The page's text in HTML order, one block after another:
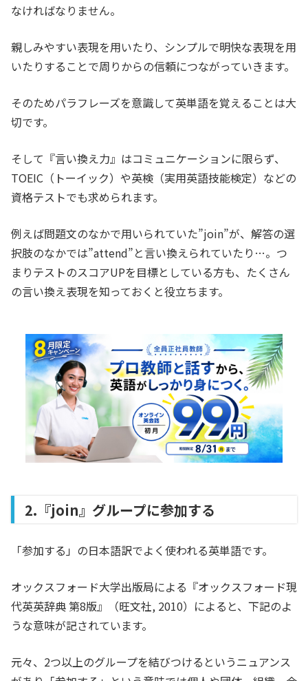
なければなりません。
親しみやすい表現を用いたり、シンプルで明快な表現を用
いたりすることで周りからの信頼につながっていきます。
そのためパラフレーズを意識して英単語を覚えることは大
切です。
そして『言い換え力』はコミュニケーションに限らず、
TOEIC（トーイック）や英検（実用英語技能検定）などの
資格テストでも求められます。
例えば問題文のなかで用いられていた”join”が、解答の選
択肢のなかでは”attend”と言い換えられていたり…。つ
まりテストのスコアUPを目標としている方も、たくさん
の言い換え表現を知っておくと役立ちます。
2.『join』グループに参加する
「参加する」の日本語訳でよく使われる英単語です。
オックスフォード大学出版局による『オックスフォード現
代英英辞典 第8版』（旺文社, 2010）によると、下記のよ
うな意味が記されています。
元々、2つ以上のグループを結びつけるというニュアンス